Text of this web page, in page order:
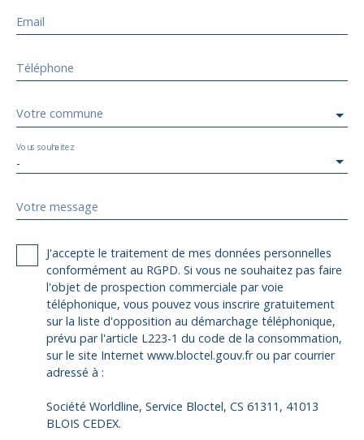
Email
Téléphone
Votre commune
-
Vous souhaitez
Votre message
J'accepte le traitement de mes données personnelles
conformément au RGPD. Si vous ne souhaitez pas faire
l'objet de prospection commerciale par voie
téléphonique, vous pouvez vous inscrire gratuitement
sur la liste d'opposition au démarchage téléphonique,
prévu par l'article L223-1 du code de la consommation,
sur le site Internet www.bloctel.gouv.fr ou par courrier
adressé à :
Société Worldline, Service Bloctel, CS 61311, 41013
BLOIS CEDEX.